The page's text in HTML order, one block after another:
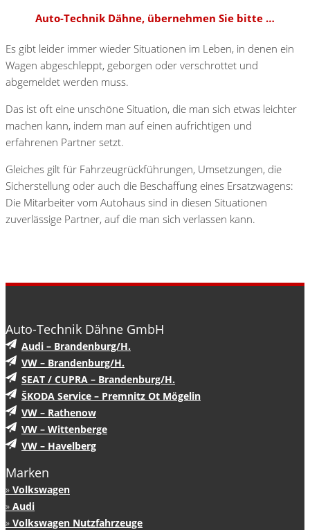
Auto-Technik Dähne, übernehmen Sie bitte …
Es gibt leider immer wieder Situationen im Leben, in denen ein
Wagen abgeschleppt, geborgen oder verschrottet und
abgemeldet werden muss.
Das ist oft eine unschöne Situation, die man sich etwas leichter
machen kann, indem man auf einen aufrichtigen und
erfahrenen Partner setzt.
Gleiches gilt für Fahrzeugrückführungen, Umsetzungen, die
Sicherstellung oder auch die Beschaffung eines Ersatzwagens:
Die Mitarbeiter vom Autohaus sind in diesen Situationen
zuverlässige Partner, auf die man sich verlassen kann.
Auto-Technik Dähne GmbH
Audi – Brandenburg/H.
VW – Brandenburg/H.
SEAT / CUPRA – Brandenburg/H.
ŠKODA Service – Premnitz Ot Mögelin
VW – Rathenow
VW – Wittenberge
VW – Havelberg
Marken
Volkswagen
Audi
Volkswagen Nutzfahrzeuge